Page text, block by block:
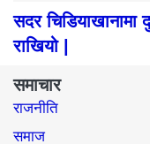
सदर चिडियाखानामा
राखियो |
समाचार
राजनीति
समाज​